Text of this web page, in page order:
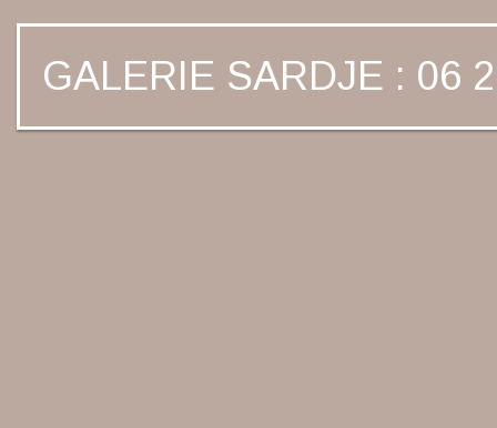
GALERIE SARDJE : 06